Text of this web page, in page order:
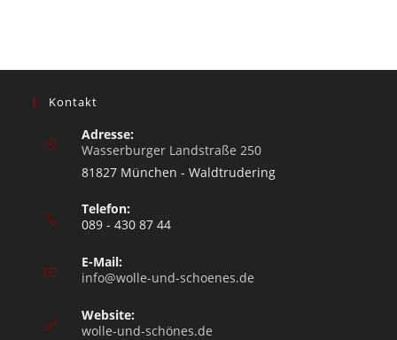
Kontakt
Adresse:
Wasserburger Landstraße 250
81827 München - Waldtrudering
Telefon:
089 - 430 87 44
E-Mail:
info@wolle-und-schoenes.de
Website:
wolle-und-schönes.de